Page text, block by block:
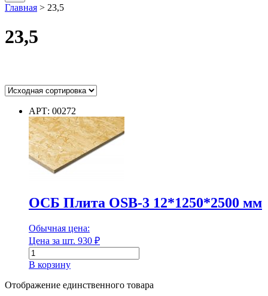
Главная > 23,5
23,5
Цвет
Диаметр
Диаметр
Диаметр наружный
АРТ: 00272
ОСБ Плита OSB-3 12*1250*2500 мм
Обычная цена:
Цена за шт. 930 ₽
Количество
товара
ОСБ
Плита
В корзину
Отображение единственного товара